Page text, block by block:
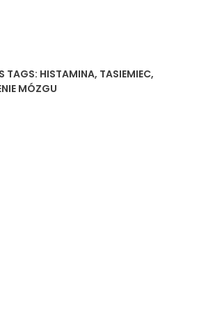
TAGS: HISTAMINA, TASIEMIEC,
MÓZGU